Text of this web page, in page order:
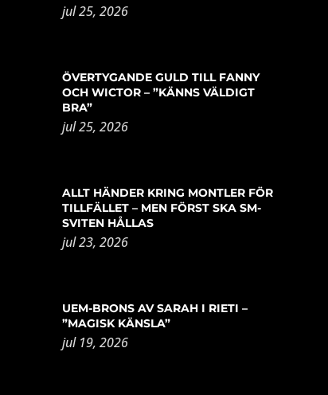
jul 25, 2026
ÖVERTYGANDE GULD TILL FANNY
OCH WICTOR – ”KÄNNS VÄLDIGT
BRA”
jul 25, 2026
ALLT HÄNDER KRING MONTLER FÖR
TILLFÄLLET – MEN FÖRST SKA SM-
SVITEN HÅLLAS
jul 23, 2026
UEM-BRONS AV SARAH I RIETI –
”MAGISK KÄNSLA”
jul 19, 2026